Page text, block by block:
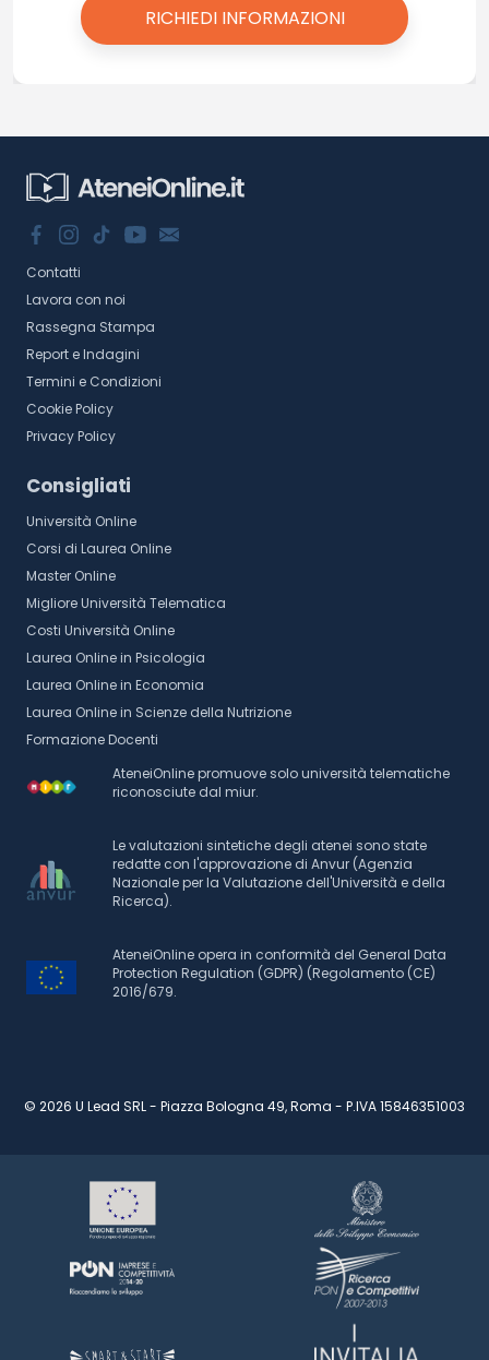
Contatti
Lavora con noi
Rassegna Stampa
Report e Indagini
Termini e Condizioni
Cookie Policy
Privacy Policy
Consigliati
Università Online
Corsi di Laurea Online
Master Online
Migliore Università Telematica
Costi Università Online
Laurea Online in Psicologia
Laurea Online in Economia
Laurea Online in Scienze della Nutrizione
Formazione Docenti
AteneiOnline promuove solo università telematiche
riconosciute dal miur.
Le valutazioni sintetiche degli atenei sono state
redatte con l'approvazione di Anvur (Agenzia
Nazionale per la Valutazione dell'Università e della
Ricerca).
AteneiOnline opera in conformità del General Data
Protection Regulation (GDPR) (Regolamento (CE)
2016/679.
© 2026 U Lead SRL - Piazza Bologna 49, Roma - P.IVA 15846351003